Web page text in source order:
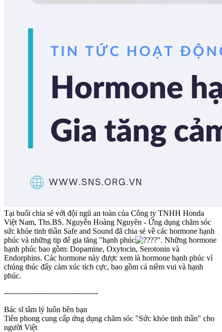
Tại buổi chia sẻ với đội ngũ an toàn của Công ty TNHH Honda
Việt Nam, Ths.BS. Nguyễn Hoàng Nguyên - Ứng dụng chăm sóc
sức khỏe tinh thần Safe and Sound đã chia sẻ về các hormone hạnh
phúc và những tip để gia tăng "hạnh phúc
". Những hormone
hạnh phúc bao gồm: Dopamine, Oxytocin, Serotonin và
Endorphins. Các hormone này được xem là hormone hạnh phúc vì
chúng thúc đẩy cảm xúc tích cực, bao gồm cả niềm vui và hạnh
phúc.
--------------------------------------
Bác sĩ tâm lý luôn bên bạn
Tiên phong cung cấp ứng dụng chăm sóc "Sức khỏe tinh thần" cho
người Việt